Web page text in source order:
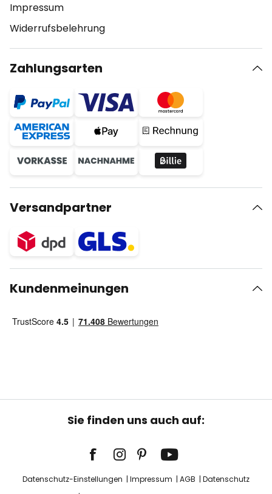
Impressum
Widerrufsbelehrung
Zahlungsarten
Versandpartner
Kundenmeinungen
Sie finden uns auch auf:
Datenschutz-Einstellungen Impressum AGB
Datenschutz